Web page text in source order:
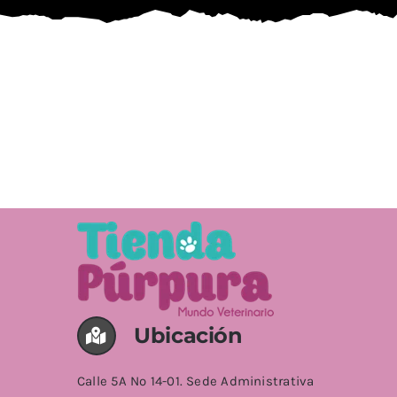
Ubicación
Calle 5A No 14-01. Sede Administrativa